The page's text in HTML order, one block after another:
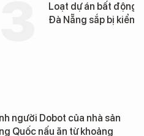
Loạt dự án bất động
Đà Nẵng sắp bị kiểm
người Dobot của nhà sản
Quốc nấu ăn từ khoảng